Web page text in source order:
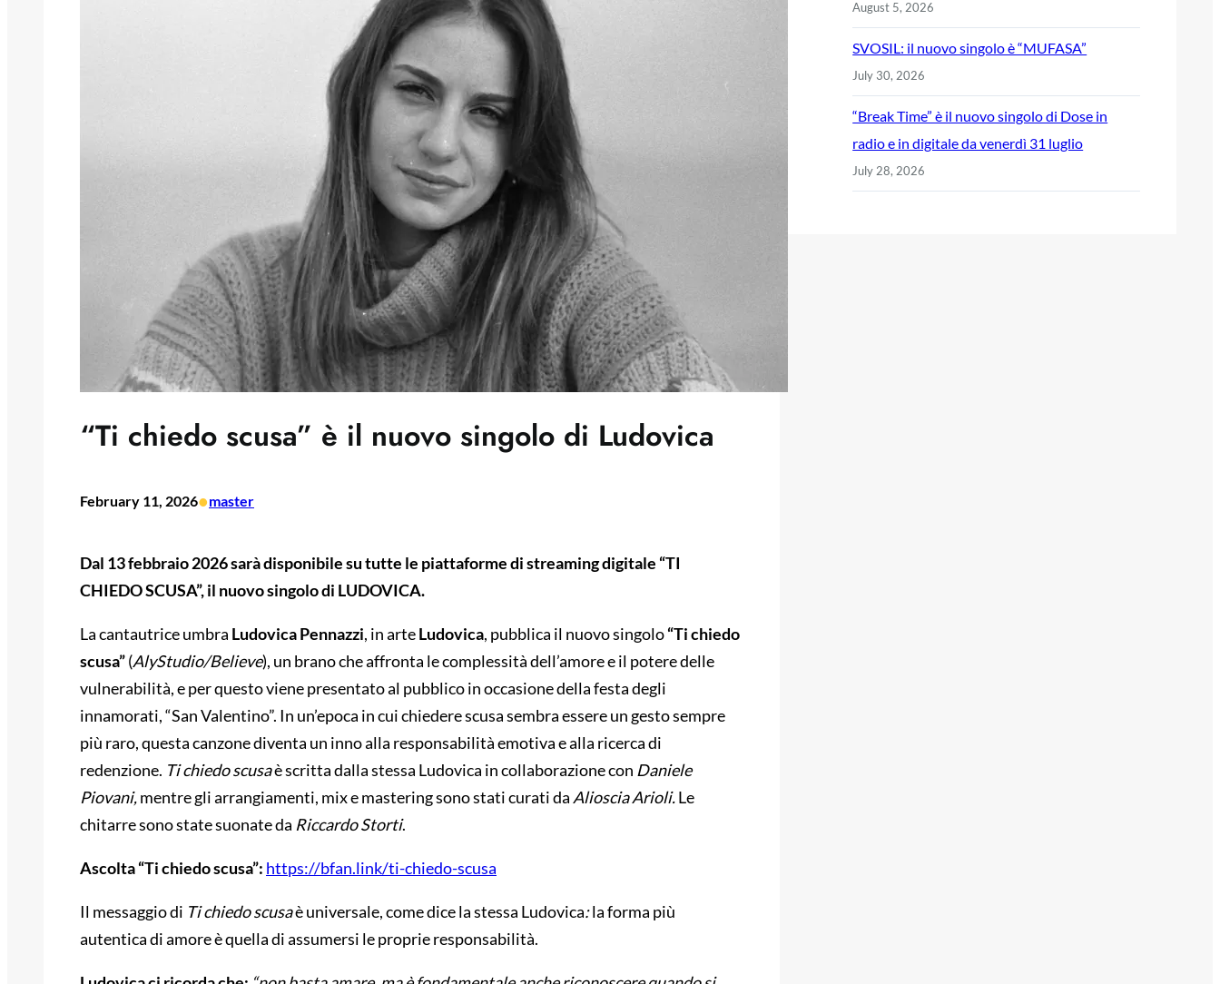
“Ti chiedo scusa” è il nuovo singolo di Ludovica
February 11, 2026•master
Dal 13 febbraio 2026 sarà disponibile su tutte le piattaforme di streaming digitale “TI
CHIEDO SCUSA”, il nuovo singolo di LUDOVICA.
La cantautrice umbra Ludovica Pennazzi, in arteLudovica, pubblica il nuovo singolo“Ti chiedo
scusa”(AlyStudio/Believe), un brano che affronta le complessità dell’amore e il potere delle
vulnerabilità, e per questo viene presentato al pubblico in occasione della festa degli
innamorati, “San Valentino”. In un’epoca in cui chiedere scusa sembra essere un gesto sempre
più raro, questa canzone diventa un inno alla responsabilità emotiva e alla ricerca di
redenzione. Ti chiedo scusaè scritta dalla stessa Ludovica in collaborazione con Daniele
Piovani,mentre gli arrangiamenti, mix e mastering sono stati curati da Alioscia Arioli.Le
chitarre sono state suonate da Riccardo Storti.
Ascolta “Ti chiedo scusa”: https://bfan.link/ti-chiedo-scusa
Il messaggio di Ti chiedo scusaè universale, come dice la stessa Ludovica:la forma più
autentica di amore è quella di assumersi le proprie responsabilità.
August 5, 2026
SVOSIL: il nuovo singolo è “MUFASA”
July 30, 2026
“Break Time” è il nuovo singolo di Dose in
radio e in digitale da venerdì 31 luglio
July 28, 2026